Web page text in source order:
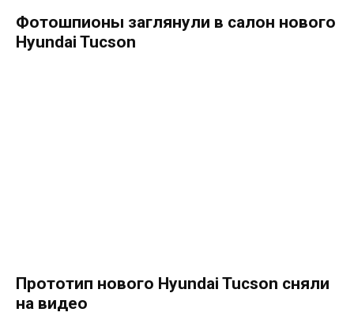
Фотошпионы заглянули в салон нового
Hyundai Tucson
Прототип нового Hyundai Tucson сняли
на видео